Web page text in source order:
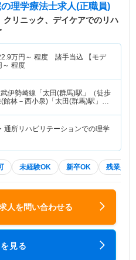
の理学療法士求人(正職員)
リニック、デイケアでのリハ
万円～ 程度 諸手当込 【モデ
～ 程度
伊勢崎線「太田(群馬)駅」（徒歩
林－西小泉)「太田(群馬)駅」
通所リハビリテーションでの理学
未経験OK 新卒OK 残業少な
人を問い合わせる
見る